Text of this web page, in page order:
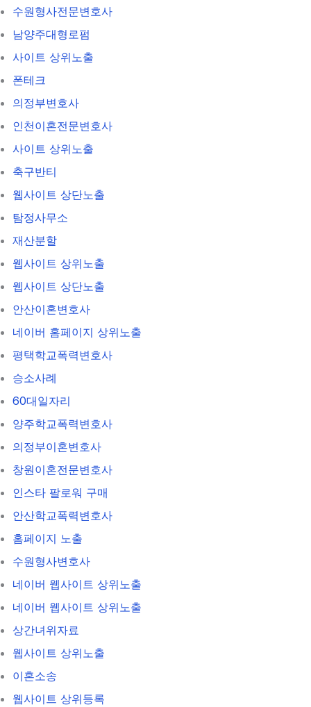
수원형사전문변호사
남양주대형로펌
사이트 상위노출
폰테크
의정부변호사
인천이혼전문변호사
사이트 상위노출
축구반티
웹사이트 상단노출
탐정사무소
재산분할
웹사이트 상위노출
웹사이트 상단노출
안산이혼변호사
네이버 홈페이지 상위노출
평택학교폭력변호사
승소사례
60대일자리
양주학교폭력변호사
의정부이혼변호사
창원이혼전문변호사
인스타 팔로워 구매
안산학교폭력변호사
홈페이지 노출
수원형사변호사
네이버 웹사이트 상위노출
네이버 웹사이트 상위노출
상간녀위자료
웹사이트 상위노출
이혼소송
웹사이트 상위등록